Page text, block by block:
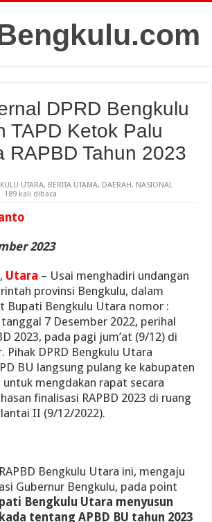
DPRD Bengkulu
TAPD Ketok Palu
RAPBD Tahun 2023
UTARA, BERITA UTAMA, DAERAH, NASIONAL
189 kali dibaca
2023
, Utara – Usai menghadiri undangan
provinsi Bengkulu, dalam
Bupati Bengkulu Utara nomor :
7 Desember 2022, perihal
2023, pada pagi jum’at (9/12) di
Pihak DPRD Bengkulu Utara
BU langsung pulang ke kabupaten
untuk mengdakan rapat secara
finalisasi RAPBD 2023 di ruang
II (9/12/2022).
Bengkulu Utara ini, mengaju
Gubernur Bengkulu, pada point
Bengkulu Utara menyusun
tentang APBD BU tahun 2023